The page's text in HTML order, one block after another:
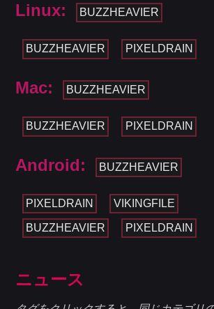
Linux: BUZZHEAVIER
BUZZHEAVIER PIXELDRAIN
Mac: BUZZHEAVIER
BUZZHEAVIER PIXELDRAIN
Android: BUZZHEAVIER
PIXELDRAIN VIKINGFILE
BUZZHEAVIER PIXELDRAIN
ニュース